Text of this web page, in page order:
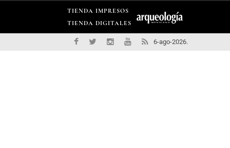
TIENDA IMPRESOS
TIENDA DIGITALES
6-ago-2026.